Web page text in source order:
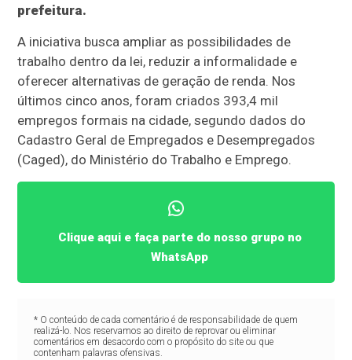
prefeitura.
A iniciativa busca ampliar as possibilidades de
trabalho dentro da lei, reduzir a informalidade e
oferecer alternativas de geração de renda. Nos
últimos cinco anos, foram criados 393,4 mil
empregos formais na cidade, segundo dados do
Cadastro Geral de Empregados e Desempregados
(Caged), do Ministério do Trabalho e Emprego.
Clique aqui e faça parte do nosso grupo no
WhatsApp
* O conteúdo de cada comentário é de responsabilidade de quem
realizá-lo. Nos reservamos ao direito de reprovar ou eliminar
comentários em desacordo com o propósito do site ou que
contenham palavras ofensivas.